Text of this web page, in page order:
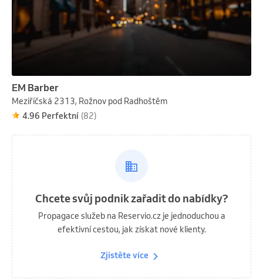
EM Barber
Meziříčská 2313, Rožnov pod Radhoštěm
4.96 Perfektní (82)
Chcete svůj podnik zařadit do nabídky?
Propagace služeb na Reservio.cz je jednoduchou a
efektivní cestou, jak získat nové klienty.
Zjistěte více